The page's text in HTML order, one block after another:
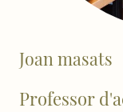
Joan masats
Professor